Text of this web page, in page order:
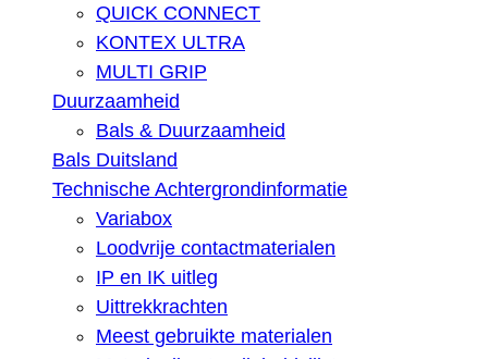
QUICK CONNECT
KONTEX ULTRA
MULTI GRIP
Duurzaamheid
Bals & Duurzaamheid
Bals Duitsland
Technische Achtergrondinformatie
Variabox
Loodvrije contactmaterialen
IP en IK uitleg
Uittrekkrachten
Meest gebruikte materialen